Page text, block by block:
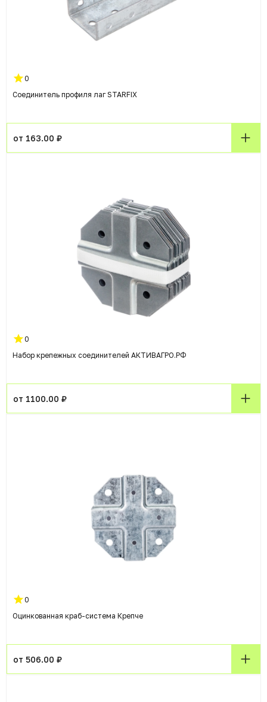
0
Соединитель профиля лаг STARFIX
от 163.00 ₽
0
Набор крепежных соединителей АКТИВАГРО.РФ
от 1100.00 ₽
0
Оцинкованная краб-система Крепче
от 506.00 ₽